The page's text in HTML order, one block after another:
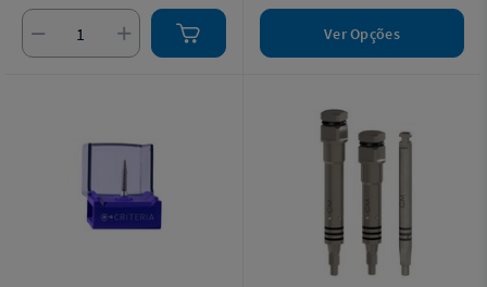
Ver Opções